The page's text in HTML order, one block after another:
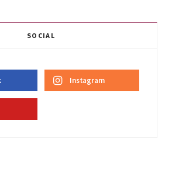
SOCIAL
Instagram